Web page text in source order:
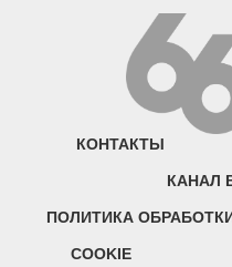
КОНТАКТЫ
КАНАЛ
ПОЛИТИКА
COOKIE